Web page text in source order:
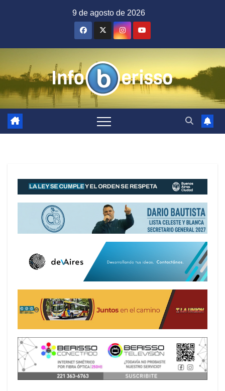
9 de agosto de 2026